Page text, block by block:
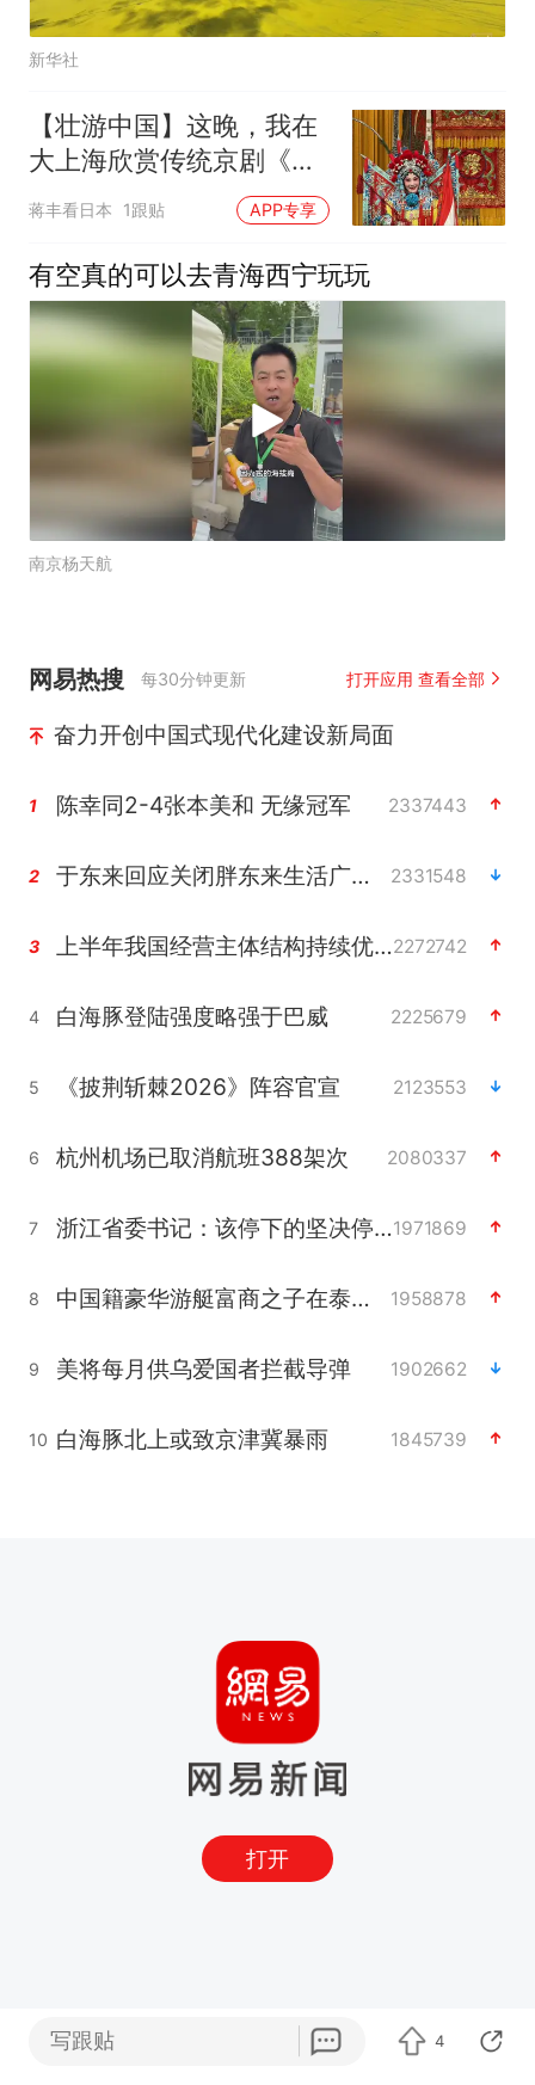
新华社
【壮游中国】这晚，我在
大上海欣赏传统京剧《穆
桂英挂帅》 ——青海纪行
外一篇
蒋丰看日本 1跟贴 APP专享
有空真的可以去青海西宁玩玩
南京杨天航
网易热搜 每30分钟更新 打开应用 查看全部
奋力开创中国式现代化建设新局面
1 陈幸同2-4张本美和 无缘冠军 2337443
2 于东来回应关闭胖东来生活广场店 2331548
3 上半年我国经营主体结构持续优化2272742
4 白海豚登陆强度略强于巴威 2225679
5 《披荆斩棘2026》阵容官宣 2123553
6 杭州机场已取消航班388架次 2080337
7 浙江省委书记：该停下的坚决停下来1971869
8 中国籍豪华游艇富商之子在泰国被杀 1958878
9 美将每月供乌爱国者拦截导弹 1902662
10 白海豚北上或致京津冀暴雨 1845739
打开
写跟贴 4